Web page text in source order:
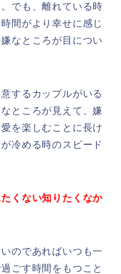
でも、離れている時
間がより幸せに感じ
なところが目につい
するカップルがいる
ところが見えて、嫌
を楽しむことに長け
冷める時のスピード
くない知りたくなか
のであればいつも一
ごす時間をもつこと